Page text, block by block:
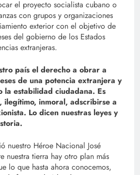
el proyecto socialista cubano o
con grupos y organizaciones
exterior con el objetivo de
del gobierno de los Estados
extranjeras.
país el derecho a obrar a
de una potencia extranjera y
la estabilidad ciudadana. Es
ilegítimo, inmoral, adscribirse a
Lo dicen nuestras leyes y
nuestro Héroe Nacional José
nuestra tierra hay otro plan más
lo que hasta ahora conocemos,